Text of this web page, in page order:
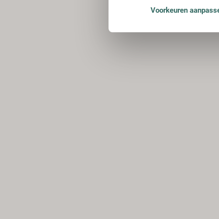
Voorkeuren